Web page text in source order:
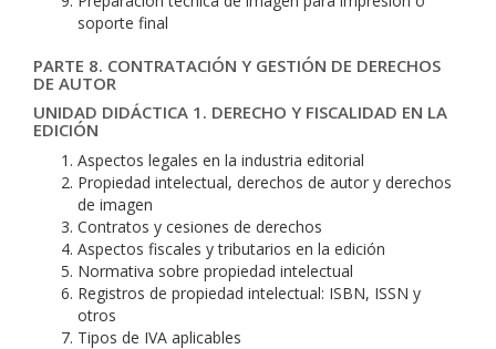
soporte final
PARTE 8. CONTRATACIÓN Y GESTIÓN DE DERECHOS
DE AUTOR
UNIDAD DIDÁCTICA 1. DERECHO Y FISCALIDAD EN LA
EDICIÓN
Aspectos legales en la industria editorial
Propiedad intelectual, derechos de autor y derechos
de imagen
Contratos y cesiones de derechos
Aspectos fiscales y tributarios en la edición
Normativa sobre propiedad intelectual
Registros de propiedad intelectual: ISBN, ISSN y
otros
Tipos de IVA aplicables